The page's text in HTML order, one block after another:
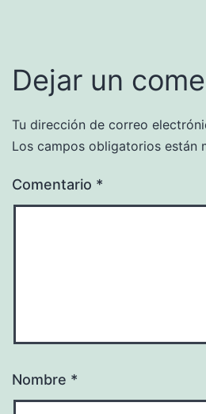
Dejar un
Tu dirección de correo
Los campos obligatorios están
Comentario *
Nombre *